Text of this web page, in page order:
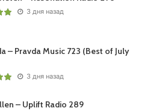
3 дня назад
– Pravda Music 723 (Best of July
3 дня назад
– Uplift Radio 289